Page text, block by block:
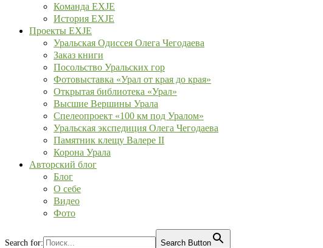
Команда EXJE
История EXJE
Проекты EXJE
Уральская Одиссея Олега Чегодаева
Заказ книги
Посольство Уральских гор
Фотовыставка «Урал от края до края»
Открытая библиотека «Урал»
Высшие Вершины Урала
Спелеопроект «100 км под Уралом»
Уральская экспедиция Олега Чегодаева
Памятник клещу Валере II
Корона Урала
Авторский блог
Блог
О себе
Видео
Фото
Search for:
Search Button